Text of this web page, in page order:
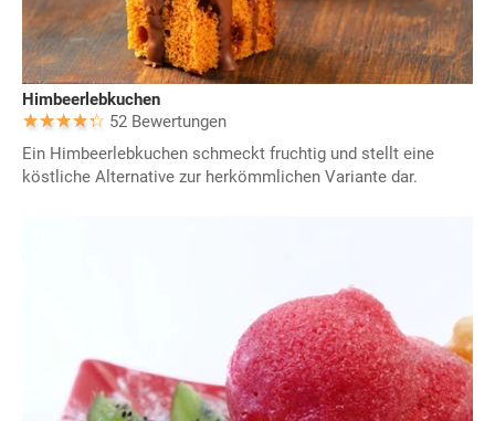
Himbeerlebkuchen
52 Bewertungen
Ein Himbeerlebkuchen schmeckt fruchtig und stellt eine
köstliche Alternative zur herkömmlichen Variante dar.